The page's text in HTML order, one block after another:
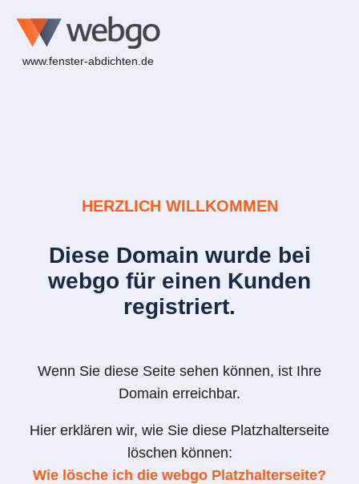
www.fenster-abdichten.de
HERZLICH WILLKOMMEN
Diese Domain wurde bei
webgo für einen Kunden
registriert.
Wenn Sie diese Seite sehen können, ist Ihre
Domain erreichbar.
Hier erklären wir, wie Sie diese Platzhalterseite
löschen können:
Wie lösche ich die webgo Platzhalterseite?